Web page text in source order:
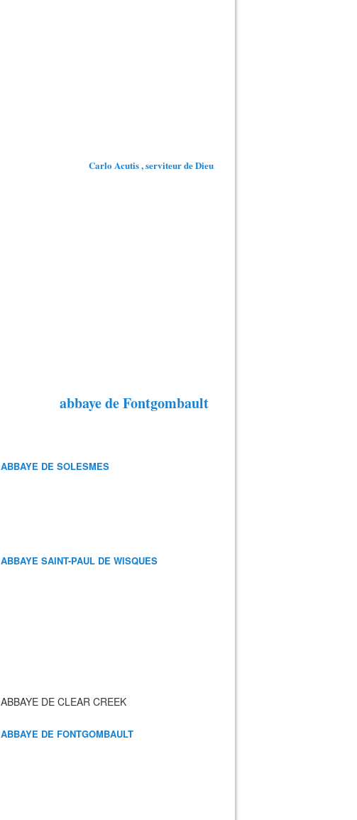
Carlo Acutis , serviteur de Dieu
abbaye de Fontgombault
ABBAYE DE SOLESMES
ABBAYE SAINT-PAUL DE WISQUES
ABBAYE DE CLEAR CREEK
ABBAYE DE FONTGOMBAULT